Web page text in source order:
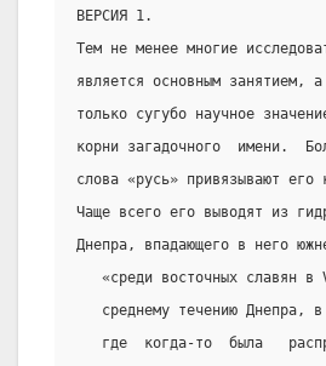
ВЕРСИЯ 1.
Тем не менее многие
является основным занятием,
только сугубо научное
корни загадочного  имени.
слова «русь» привязывают его
Чаще всего его выводят из
Днепра, впадающего в него
«среди восточных славян в
среднему течению Днепра,
где  когда-то  была